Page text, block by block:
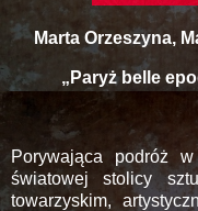
Marta Orzeszyna,
„Paryż belle
Porywająca podróż
światowej stolicy
towarzyskim,